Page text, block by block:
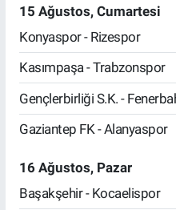
15 Ağustos, Cumartesi
Konyaspor - Rizespor
Kasımpaşa - Trabzonspor
Gençlerbirliği S.K. -
Gaziantep FK - Alanyaspor
16 Ağustos, Pazar
Başakşehir - Kocaelispor